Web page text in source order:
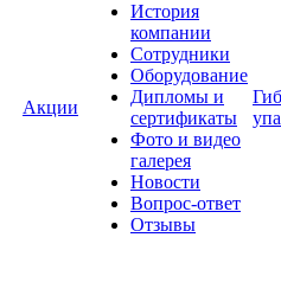
Акции
История
компании
Сотрудники
Оборудование
Дипломы и
сертификаты
Фото и видео
галерея
Новости
Вопрос-ответ
Отзывы